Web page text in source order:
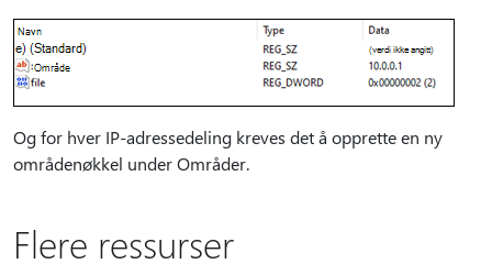
Og for hver IP-adressedeling kreves det å opprette en ny
områdenøkkel under Områder.
Flere ressurser